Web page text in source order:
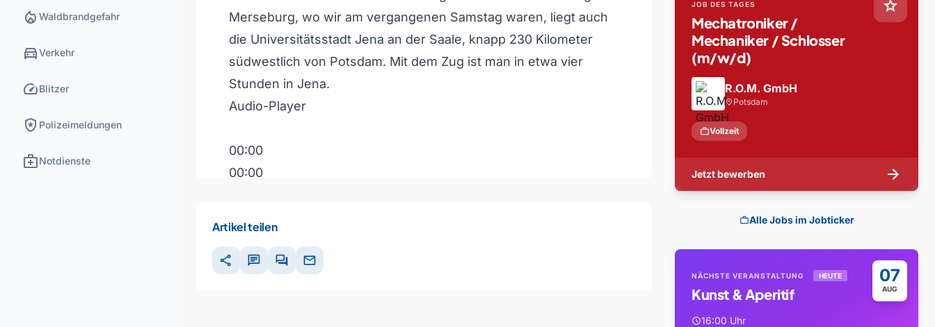
local_fire_department Waldbrandgefahr
directions_carVerkehr
speedBlitzer
local_police Polizeimeldungen
medical_servicesNotdienste
Merseburg, wo wir am vergangenen Samstag waren, liegt auch
die Universitätsstadt Jena an der Saale, knapp 230 Kilometer
südwestlich von Potsdam. Mit dem Zug ist man in etwa vier
Stunden in Jena.
Audio-Player
00:00
00:00
Artikel teilen
share chat forum mail
star
JOB DES TAGES
Mechatroniker /
Mechaniker / Schlosser
(m/w/d)
R.O.M. GmbH
location_on Potsdam
workVollzeit
Jetzt bewerben arrow_forward
workAlle Jobs im Jobticker
07
AUG
NÄCHSTE VERANSTALTUNG HEUTE
Kunst & Aperitif
schedule16:00 Uhr